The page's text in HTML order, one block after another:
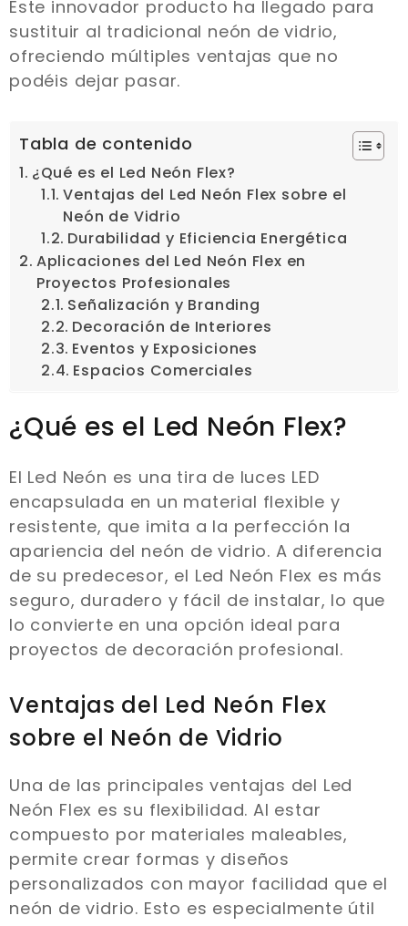
Este innovador producto ha llegado para
sustituir al tradicional neón de vidrio,
ofreciendo múltiples ventajas que no
podéis dejar pasar.
Tabla de contenido
¿Qué es el Led Neón Flex?
Ventajas del Led Neón Flex sobre el
Neón de Vidrio
Durabilidad y Eficiencia Energética
Aplicaciones del Led Neón Flex en
Proyectos Profesionales
Señalización y Branding
Decoración de Interiores
Eventos y Exposiciones
Espacios Comerciales
¿Qué es el Led Neón Flex?
El Led Neón es una tira de luces LED
encapsulada en un material flexible y
resistente, que imita a la perfección la
apariencia del neón de vidrio. A diferencia
de su predecesor, el Led Neón Flex es más
seguro, duradero y fácil de instalar, lo que
lo convierte en una opción ideal para
proyectos de decoración profesional.
Ventajas del Led Neón Flex
sobre el Neón de Vidrio
Una de las principales ventajas del Led
Neón Flex es su flexibilidad. Al estar
compuesto por materiales maleables,
permite crear formas y diseños
personalizados con mayor facilidad que el
neón de vidrio. Esto es especialmente útil